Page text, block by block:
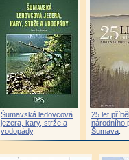
Šumavská ledovcová
jezera, kary, strže a
vodopády.
25 let
národního
Šumava